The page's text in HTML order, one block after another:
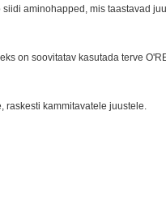
siidi aminohapped, mis taastavad
on soovitatav kasutada terve
raskesti kammitavatele juustele.